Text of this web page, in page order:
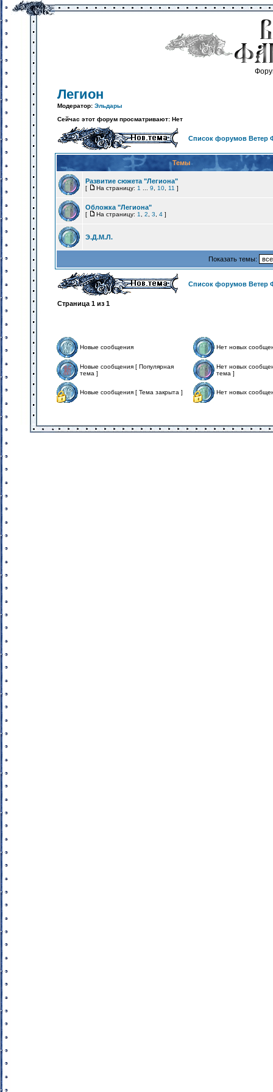
Легион
Модератор: Эльдары
Сейчас этот форум просматривают: Нет
Список форумов Ветер
Темы
Развитие сюжета "Легиона"
[ На страницу: 1 9 10 11 ]
Обложка "Легиона"
[ На страницу: 1 2 3 4 ]
Э.Д.М.Л.
Показать темы:
Список форумов Ветер
Страница 1 из 1
Новые сообщения Нет новых
Новые сообщения [ Популярная
тема ]
Нет новых
тема ]
Новые сообщения [ Тема закрыта ] Нет новых